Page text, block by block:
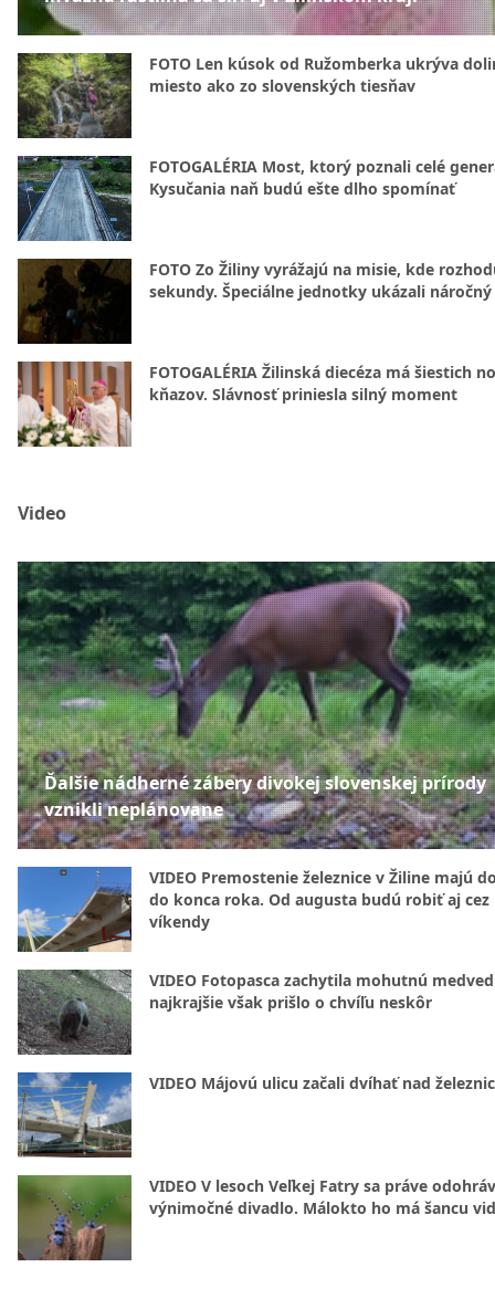
FOTO Len kúsok od Ružomberka ukrýva
miesto ako zo slovenských tiesňav
FOTOGALÉRIA Most, ktorý poznali celé
Kysučania naň budú ešte dlho spomínať
FOTO Zo Žiliny vyrážajú na misie, kde
sekundy. Špeciálne jednotky ukázali
FOTOGALÉRIA Žilinská diecéza má šiestich
kňazov. Slávnosť priniesla silný moment
Video
Ďalšie nádherné zábery divokej slovenskej prírody
vznikli neplánovane
VIDEO Premostenie železnice v Žiline majú
do konca roka. Od augusta budú robiť aj cez
víkendy
VIDEO Fotopasca zachytila mohutnú
najkrajšie však prišlo o chvíľu neskôr
VIDEO Májovú ulicu začali dvíhať nad
VIDEO V lesoch Veľkej Fatry sa práve
výnimočné divadlo. Málokto ho má šancu